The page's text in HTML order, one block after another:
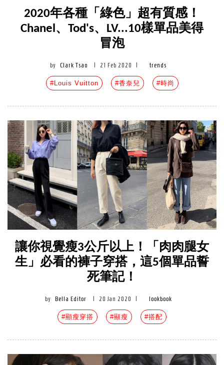
2020年各種「綠色」超有質感！
Chanel、Tod's、LV...10樣單品美得
冒泡
by Clark Tsao 21 Feb 2020 trends
#Louis Vuitton #香奈兒 #時尚
讓你視覺瘦3公斤以上！「肉肉腿女
生」必看的褲子穿搭，這5個單品誓
死筆記！
by Bella Editor 20 Jan 2020 lookbook
#顯瘦穿搭 #顯瘦 #搭配